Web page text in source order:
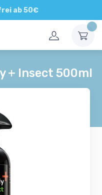
ab 50€
Beratung
+ Insect 500ml